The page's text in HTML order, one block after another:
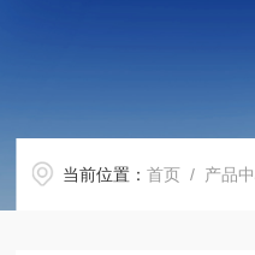
当前位置：首页 / 产品